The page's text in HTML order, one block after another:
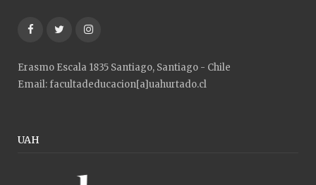
FacebookTwitterInstagram
Erasmo Escala 1835 Santiago, Santiago - Chile
Email: facultadeducacion[a]uahurtado.cl
UAH